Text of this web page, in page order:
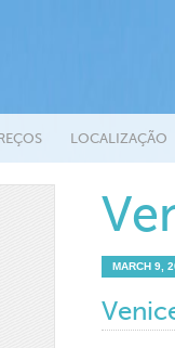
LOCALIZAÇÃO
MARCH 9,